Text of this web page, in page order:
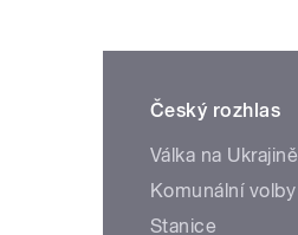
Český rozhlas
Válka na Ukrajině
Komunální volby
Stanice